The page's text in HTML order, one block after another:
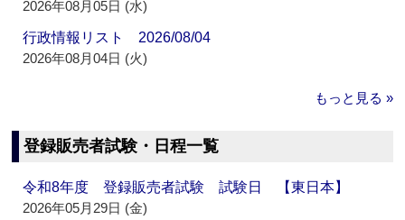
2026年08月05日 (水)
行政情報リスト 2026/08/04
2026年08月04日 (火)
もっと見る »
登録販売者試験・日程一覧
令和8年度 登録販売者試験 試験日 【東日本】
2026年05月29日 (金)